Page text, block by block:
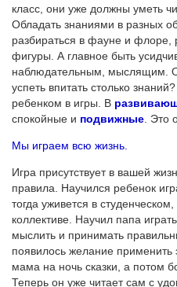
класс, они уже должны уметь
Обладать знаниями в разных
разбираться в фауне и флоре,
фигуры. А главное быть
наблюдательным, мыслящим.
успеть впитать столько
ребенком в игры. В
спокойные и подвижные . Это
Мы играем всю жизнь.
Игра присутствует в вашей
правила. Научился ребенок
тогда уживется в
коллективе. Научил папа
мыслить и принимать
появилось желание применить
мама на ночь сказки, а потом
Теперь он уже читает сам с